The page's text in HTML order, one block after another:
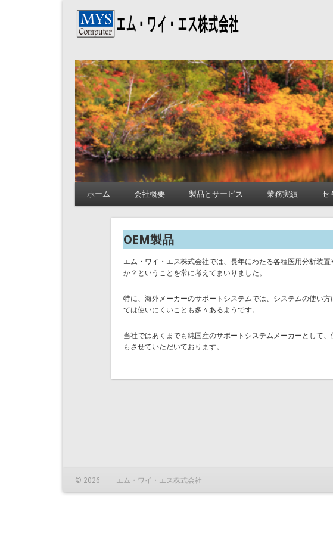
エム・ワイ・エス株式会社
ホーム 会社概要 製品とサービス 業務実績 セ
OEM製品
エム・ワイ・エス株式会社では、長年にわたる各種医用分析装
か？ということを常に考えてまいりました。
特に、海外メーカーのサポートシステムでは、システムの使い
ては使いにくいことも多々あるようです。
当社ではあくまでも純国産のサポートシステムメーカーとして
もさせていただいております。
© 2026 エム・ワイ・エス株式会社